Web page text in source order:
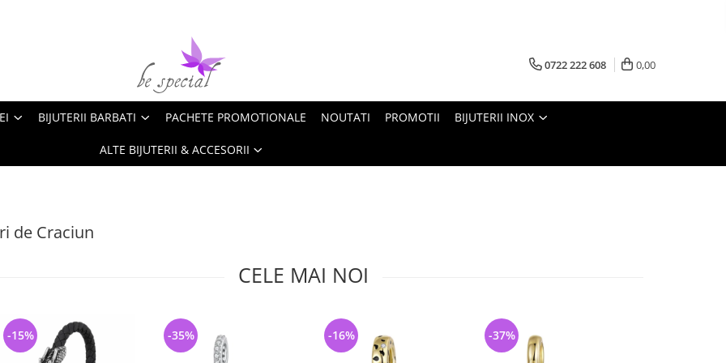
0722 222 608 0,00
BIJUTERII BARBATI PACHETE PROMOTIONALE NOUTATI PROMOTII BIJUTERII INOX
ALTE BIJUTERII & ACCESORII
de Craciun
CELE MAI NOI
-15% -35% -16% -37%